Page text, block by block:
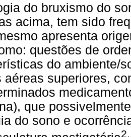
do bruxismo do
acima, tem sido
apresenta
questões de
do ambiente/
aéreas superiores,
que
do sono e